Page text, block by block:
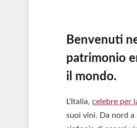
Benvenuti
patrimonio
il mondo.
L'Italia,celebre per
suoi vini. Da nord